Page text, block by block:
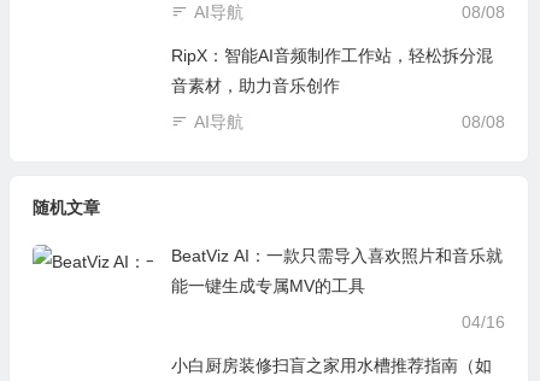
08/08
AI导航
RipX：智能AI音频制作工作站，轻松拆分混
音素材，助力音乐创作
08/08
AI导航
随机文章
BeatViz AI：一款只需导入喜欢照片和音乐就
能一键生成专属MV的工具
04/16
小白厨房装修扫盲之家用水槽推荐指南（如